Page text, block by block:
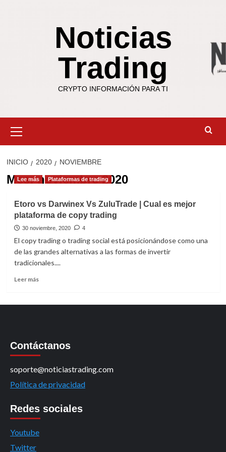
Noticias
Trading
CRYPTO INFORMACIÓN PARA TI
primario
INICIO 2020 NOVIEMBRE
Mes:noviembre 2020
Lee más Plataformas de trading
Etoro vs Darwinex Vs ZuluTrade | Cual es mejor
plataforma de copy trading
30 noviembre, 2020 4
El copy trading o trading social está posicionándose como una
de las grandes alternativas a las formas de invertir
tradicionales....
Leer másLeer
Etoro
ZuluTrade
|
es
mejor
copy
trading
Contáctanos
soporte@noticiastrading.com
Política de privacidad
Redes sociales
Youtube
Twitter